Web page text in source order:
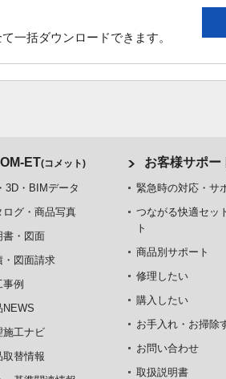
一括ダウンロードできます。
ET(コメット)
3D・BIMデータ
ログ・商品写真
書・図面
・図面請求
例
NEWS
施工ナビ
取替情報
お客様サポー
緊急時の対応・サ
つながる快適セッ
ト
商品別サポート
修理したい
購入したい
お手入れ・お掃除
お問い合わせ
取扱説明書